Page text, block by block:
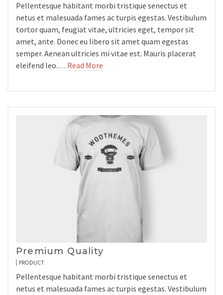
Pellentesque habitant morbi tristique senectus et
netus et malesuada fames ac turpis egestas. Vestibulum
tortor quam, feugiat vitae, ultricies eget, tempor sit
amet, ante. Donec eu libero sit amet quam egestas
semper. Aenean ultricies mi vitae est. Mauris placerat
eleifend leo.… Read More
Premium Quality
PRODUCT
Pellentesque habitant morbi tristique senectus et
netus et malesuada fames ac turpis egestas. Vestibulum